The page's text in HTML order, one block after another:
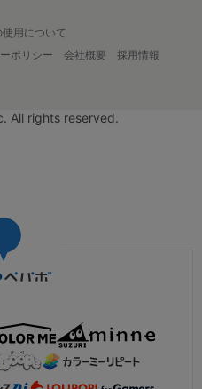
用について
ポリシー 会社概要
採用情報
All rights reserved.